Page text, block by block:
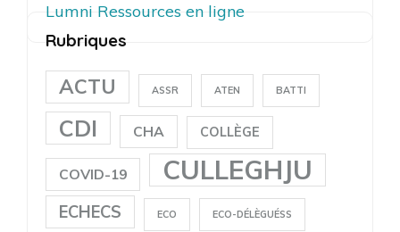
Lumni Ressources en ligne
Rubriques
ACTU ASSR ATEN BATTI
CDI CHA COLLÈGE
COVID-19 CULLEGHJU
ECHECS ECO ECO-DÉLÈGUÉSS